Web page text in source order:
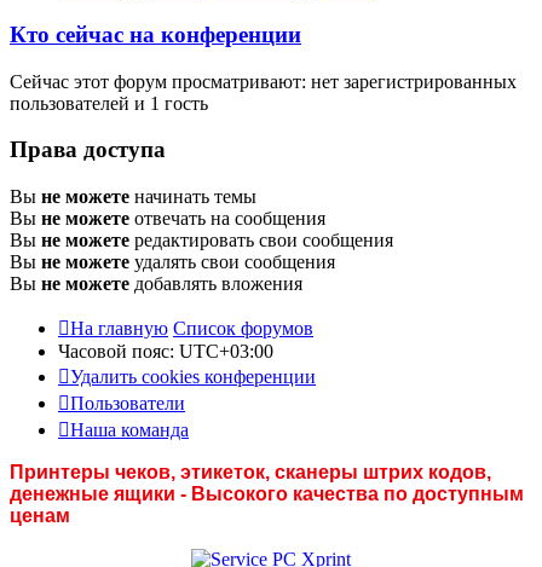
Кто сейчас на конференции
Сейчас этот форум просматривают: нет зарегистрированных
пользователей и 1 гость
Права доступа
Вы не можете начинать темы
Вы не можете отвечать на сообщения
Вы не можете редактировать свои сообщения
Вы не можете удалять свои сообщения
Вы не можете добавлять вложения
На главную Список форумов
Часовой пояс: UTC+03:00
Удалить cookies конференции
Пользователи
Наша команда
Принтеры чеков, этикеток, сканеры штрих кодов,
денежные ящики - Высокого качества по доступным
ценам